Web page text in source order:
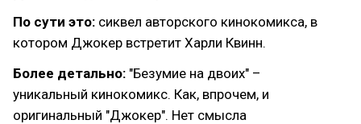
По сути это: сиквел авторского кинокомикса, в
котором Джокер встретит Харли Квинн.
Более детально: "Безумие на двоих" –
уникальный кинокомикс. Как, впрочем, и
оригинальный "Джокер". Нет смысла